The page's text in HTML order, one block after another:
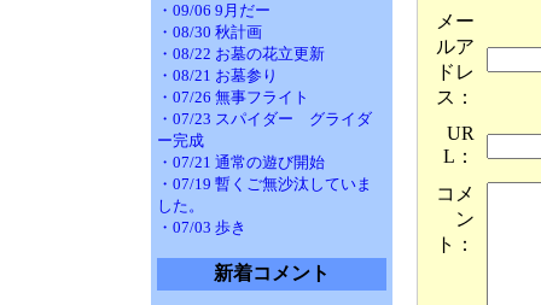
・09/06 9月だー
・08/30 秋計画
・08/22 お墓の花立更新
・08/21 お墓参り
・07/26 無事フライト
・07/23 スパイダー グライダ
ー完成
・07/21 通常の遊び開始
・07/19 暫くご無沙汰していま
した。
・07/03 歩き
新着コメント
メー
ルア
ドレ
ス：
UR
L：
コメ
ン
ト：